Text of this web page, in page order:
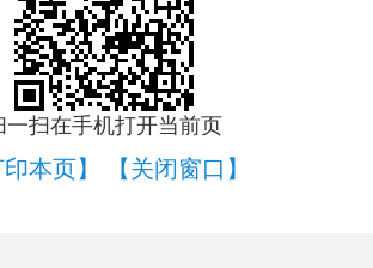
一扫在手机打开当前页
印本页】 【关闭窗口】